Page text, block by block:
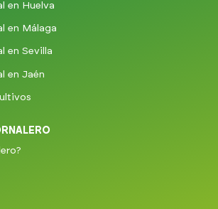
en Huelva
en Málaga
en Sevilla
en Jaén